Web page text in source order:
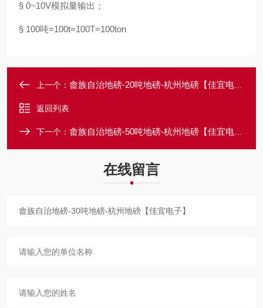
§ 0~10V模拟量输出；
§ 100吨=100t=100T=100ton
上一个： 畲族自治地磅-20吨地磅-杭州地磅【佳宜电子】
返回列表
下一个： 畲族自治地磅-50吨地磅-杭州地磅【佳宜电子】
在线留言